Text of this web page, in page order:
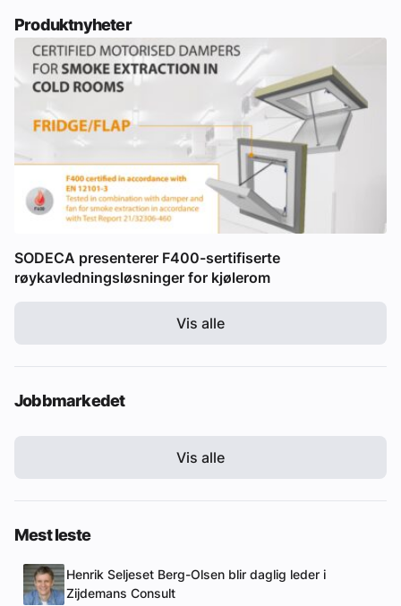
Produktnyheter
SODECA presenterer F400-sertifiserte
røykavledningsløsninger for kjølerom
Vis alle
Jobbmarkedet
Vis alle
Mest leste
Henrik Seljeset Berg-Olsen blir daglig leder i
Zijdemans Consult